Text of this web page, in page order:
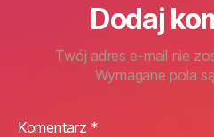
Dodaj
Twój adres e-mail nie
Wymagane pola
Komentarz *